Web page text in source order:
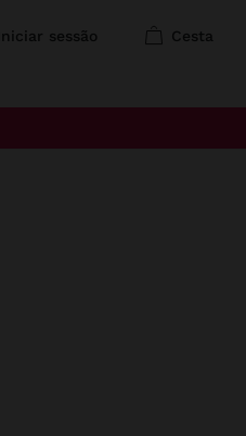
iniciar sessão cesta